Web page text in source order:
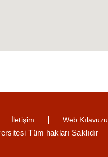
İletişim
Web Kılavuzu
Tüm hakları Saklıdır